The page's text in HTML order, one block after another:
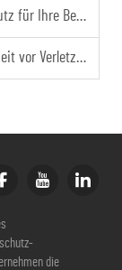
Bedürfnisse aus
schützen
die